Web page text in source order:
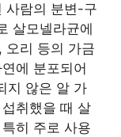
사람의 분변-구
살모넬라균에
오리 등의 가금
에 분포되어
지 않은 알 가
취했을 때 살
히 주로 사용